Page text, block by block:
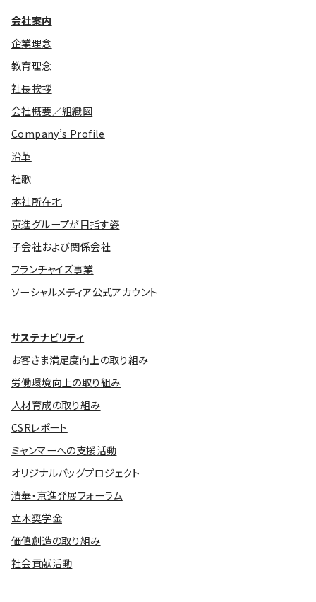
メッセージアーカイブス
会社案内
企業理念
教育理念
社長挨拶
会社概要／組織図
Company’s Profile
沿革
社歌
本社所在地
京進グループが目指す姿
子会社および関係会社
フランチャイズ事業
ソーシャルメディア公式アカウント
サステナビリティ
お客さま満足度向上の取り組み
労働環境向上の取り組み
人材育成の取り組み
CSRレポート
ミャンマーへの支援活動
オリジナルバッグプロジェクト
清華・京進発展フォーラム
立木奨学金
価値創造の取り組み
社会貢献活動